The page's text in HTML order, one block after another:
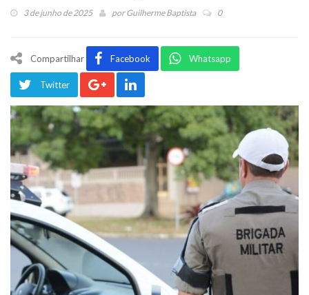
3 de junho de 2025 porGuilherme Baptista 0
Compartilhar Facebook Whatsapp
Twitter